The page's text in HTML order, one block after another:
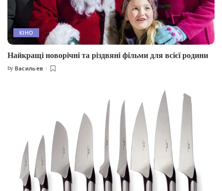
КІНО
Найкращі новорічні та різдвяні фільми для всієї родини
Posted
by Васильев